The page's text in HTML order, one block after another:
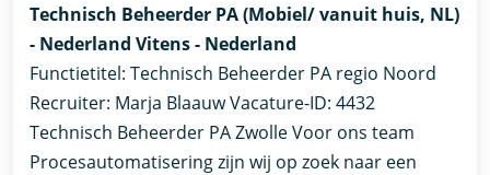
Technisch Beheerder PA (Mobiel/ vanuit huis, NL)
- Nederland Vitens - Nederland
Functietitel: Technisch Beheerder PA regio Noord
Recruiter: Marja Blaauw Vacature-ID: 4432
Technisch Beheerder PA Zwolle Voor ons team
Procesautomatisering zijn wij op zoek naar een